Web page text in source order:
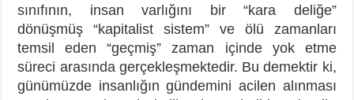
sınıfının, insan varlığını bir “kara deliğe”
dönüşmüş “kapitalist sistem” ve ölü zamanları
temsil eden “geçmiş” zaman içinde yok etme
süreci arasında gerçekleşmektedir. Bu demektir ki,
günümüzde insanlığın gündemini acilen alınması